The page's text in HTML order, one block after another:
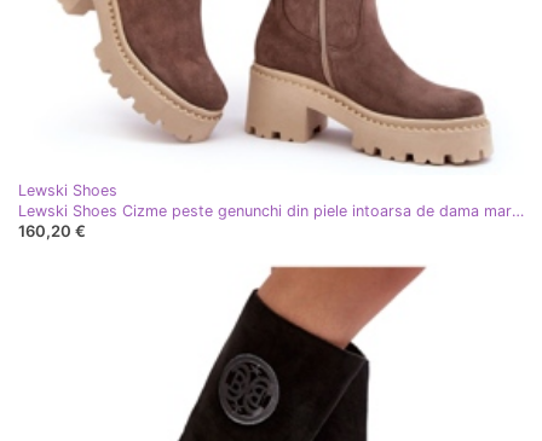
Lewski Shoes
Lewski Shoes Cizme peste genunchi din piele intoarsa de dama maro Lewski 3367
160,20 €